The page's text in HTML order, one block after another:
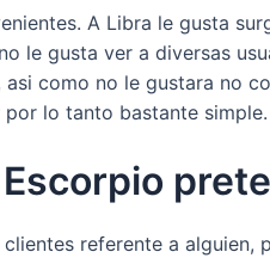
A Libra le gusta
le gusta ver a diversas
como no le gustara no
lo tanto bastante simple.
referente a alguien,